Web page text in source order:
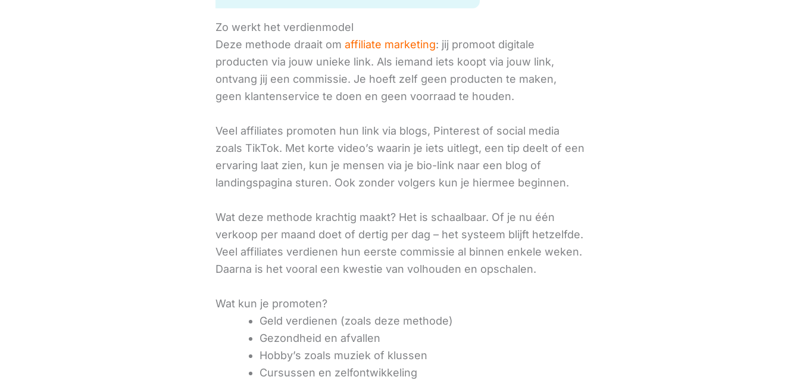
Zo werkt het verdienmodel
Deze methode draait om affiliate marketing: jij promoot digitale
producten via jouw unieke link. Als iemand iets koopt via jouw link,
ontvang jij een commissie. Je hoeft zelf geen producten te maken,
geen klantenservice te doen en geen voorraad te houden.
Veel affiliates promoten hun link via blogs, Pinterest of social media
zoals TikTok. Met korte video’s waarin je iets uitlegt, een tip deelt of een
ervaring laat zien, kun je mensen via je bio-link naar een blog of
landingspagina sturen. Ook zonder volgers kun je hiermee beginnen.
Wat deze methode krachtig maakt? Het is schaalbaar. Of je nu één
verkoop per maand doet of dertig per dag – het systeem blijft hetzelfde.
Veel affiliates verdienen hun eerste commissie al binnen enkele weken.
Daarna is het vooral een kwestie van volhouden en opschalen.
Wat kun je promoten?
Geld verdienen (zoals deze methode)
Gezondheid en afvallen
Hobby’s zoals muziek of klussen
Cursussen en zelfontwikkeling